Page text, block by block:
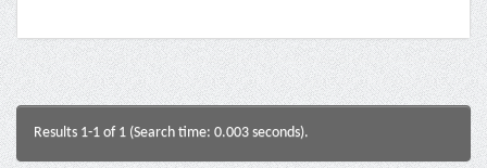
Results 1-1 of 1 (Search time: 0.003 seconds).